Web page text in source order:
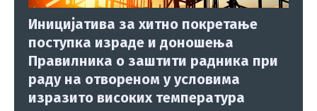
Иницијатива за хитно покретање
поступка израде и доношења
Правилника о заштити радника при
раду на отвореном у условима
изразито високих температура